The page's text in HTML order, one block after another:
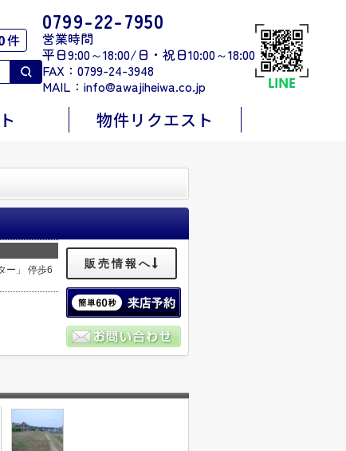
件
0799-22-7950
営業時間
平日9:00～18:00/日・祝日10:00～18:00
FAX：0799-24-3948
MAIL： info@awajiheiwa.co.jp
物件リクエスト
ー」 停歩6
販売情報へ